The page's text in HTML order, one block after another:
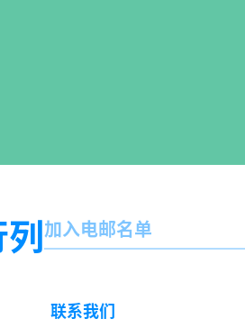
名
字
加入电邮名单
联系我们